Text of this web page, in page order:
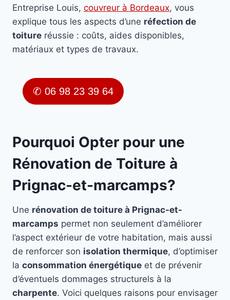
Entreprise Louis, couvreur à Bordeaux, vous
explique tous les aspects d’une réfection de
toiture réussie : coûts, aides disponibles,
matériaux et types de travaux.
✆ 06 98 23 39 64
Pourquoi Opter pour une
Rénovation de Toiture à
Prignac-et-marcamps?
Une rénovation de toiture à Prignac-et-
marcamps permet non seulement d’améliorer
l’aspect extérieur de votre habitation, mais aussi
de renforcer son isolation thermique, d’optimiser
la consommation énergétique et de prévenir
d’éventuels dommages structurels à la
charpente. Voici quelques raisons pour envisager